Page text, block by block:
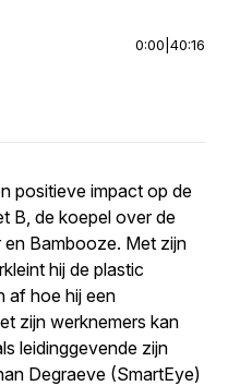
0:00 40:16
positieve impact op de
B, de koepel over de
en Bambooze. Met zijn
hij de plastic
af hoe hij een
zijn werknemers kan
leidinggevende zijn
Degraeve (SmartEye)